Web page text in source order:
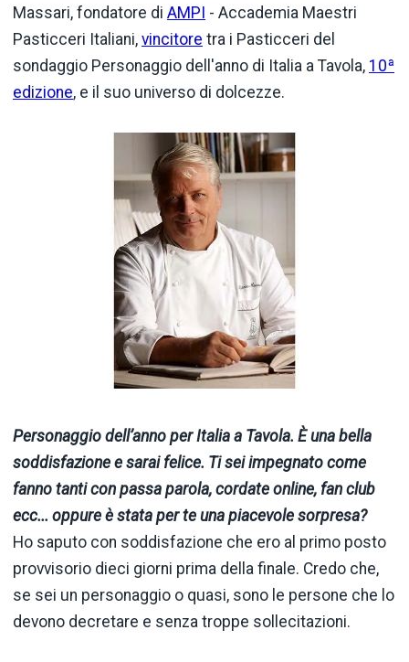
Massari, fondatore di AMPI - Accademia Maestri
Pasticceri Italiani, vincitore tra i Pasticceri del
sondaggio Personaggio dell'anno di Italia a Tavola, 10ª
edizione, e il suo universo di dolcezze.
Personaggio dell’anno per Italia a Tavola. È una bella
soddisfazione e sarai felice. Ti sei impegnato come
fanno tanti con passa parola, cordate online, fan club
ecc... oppure è stata per te una piacevole sorpresa?
Ho saputo con soddisfazione che ero al primo posto
provvisorio dieci giorni prima della finale. Credo che,
se sei un personaggio o quasi, sono le persone che lo
devono decretare e senza troppe sollecitazioni.